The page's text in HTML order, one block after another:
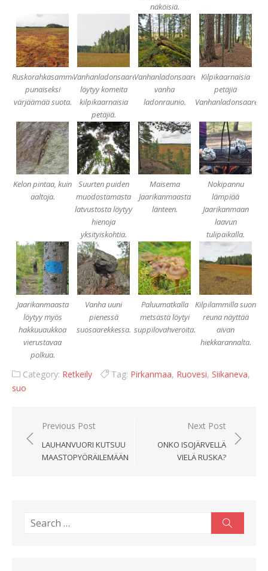
näköisiä.
Ruskorahkasammalen
punaiseksi
värjäämää suota.
Vanhanladonsaaresta
löytyy komeita
kilpikaarnaisia
petäjiä.
Vanhanladonsaaren
vanha
ladonraunio.
Kilpikaarnaisia
petäjiä
Kelon pintaa, kuin
aaltoja.
Suurten puiden
muodostamasta
latvustosta löytyy
hienoja
yksityiskohtia.
Maisema
Jaarikanmaasta
länteen.
Nokipannu
lämpiää
Jaarikanmaan
laavun
tulipaikalla.
Jaarikanmaasta
löytyy myös
hakkuuaukkoa
vierustavaa
polkua.
Vanha uuni
pienessä
suosaarekkessa.
Paluumatkalla
metsästä löytyi
suppilovahveroita.
Kilpilammilla suon
reuna näyttää
aivan
hiekkarannalta.
Category: Retkeily Tag: Pirkanmaa, Ruovesi, Siikaneva,
suo
Artikkelien
selaus
Previous Post
LAUHANVUORI KUTSUU
MAASTOPYÖRÄILEMÄÄN
Next Post
ONKO ISOJÄRVELLÄ
VIELÄ RUSKA?
Search